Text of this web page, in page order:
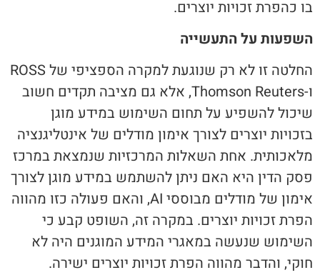
בו כהפרת זכויות יוצרים.
השפעות על התעשייה
החלטה זו לא רק שנוגעת למקרה הספציפי של ROSS
ו-Thomson Reuters, אלא גם מציבה תקדים חשוב
שיכול להשפיע על תחום השימוש במידע מוגן
בזכויות יוצרים לצורך אימון מודלים של אינטליגנציה
מלאכותית. אחת השאלות המרכזיות שנמצאת במרכז
פסק הדין היא האם ניתן להשתמש במידע מוגן לצורך
אימון של מודלים מבוססי AI, והאם פעולה כזו מהווה
הפרת זכויות יוצרים. במקרה זה, השופט קבע כי
השימוש שנעשה במאגרי המידע המוגנים היה לא
חוקי, והדבר מהווה הפרת זכויות יוצרים ישירה.